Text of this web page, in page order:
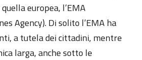
europea, l’EMA
Agency). Di solito l’EMA ha
a tutela dei cittadini, mentre
larga, anche sotto le